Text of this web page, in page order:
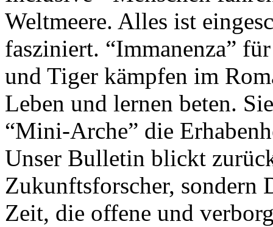
Weltmeere. Alles ist
fasziniert. “Immanenza”
und Tiger kämpfen im
Leben und lernen beten.
“Mini-Arche” die
Unser Bulletin blickt
Zukunftsforscher, sondern
Zeit, die offene und